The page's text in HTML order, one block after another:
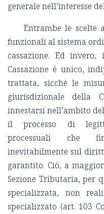
generale nell’interesse
Entrambe le scelte
funzionali al sistema
cassazione. Ed
Cassazione è unico,
trattata, sicché le
giurisdizionale della
innestarsi nell’ambito
il processo di
processuali che
inevitabilmente sul
garantito. Ciò, a
Sezione Tributaria, per
specializzata, non
specializzato (art. 103